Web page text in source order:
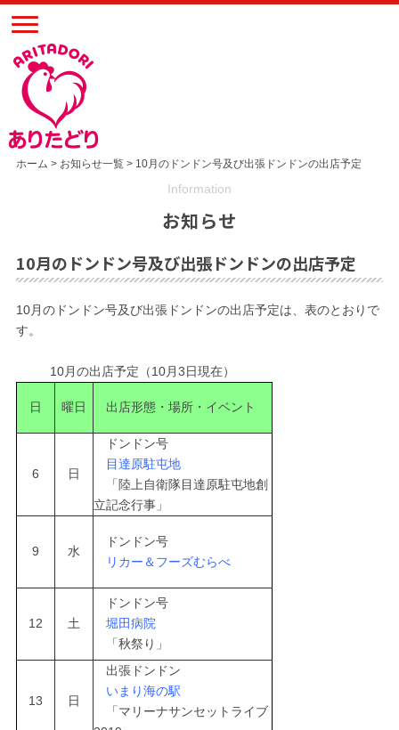
ホーム > お知らせ一覧> 10月のドンドン号及び出張ドンドンの出店予定
Information
お知らせ
10月のドンドン号及び出張ドンドンの出店予定
10月のドンドン号及び出張ドンドンの出店予定は、表のとおりで
す。
10月の出店予定（10月3日現在）
日 曜日 出店形態・場所・イベント
6 日
ドンドン号
目達原駐屯地
「陸上自衛隊目達原駐屯地創
立記念行事」
9 水
ドンドン号
リカー＆フーズむらべ
12 土
ドンドン号
堀田病院
「秋祭り」
13 日
出張ドンドン
いまり海の駅
「マリーナサンセットライブ